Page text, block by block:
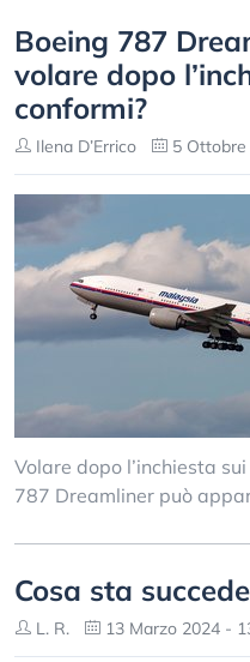
Boeing 787
volare dopo
conformi?
Ilena D’Errico 5
Volare dopo l’inchiesta
787 Dreamliner può
Cosa sta
L. R. 13 Marzo 2024 -